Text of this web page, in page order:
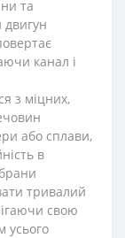
та
двигун
канал і
з міцних,
або сплави,
в
тривалий
свою
усього